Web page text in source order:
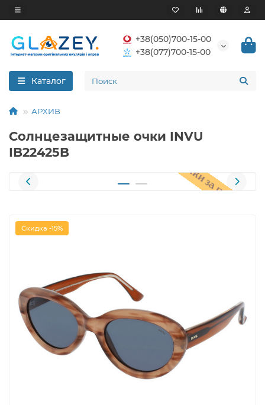
+38(050)700-15-00
+38(077)700-15-00
Каталог
АРХИВ
Солнцезащитные очки INVU
IB22425B
Скидка -15%